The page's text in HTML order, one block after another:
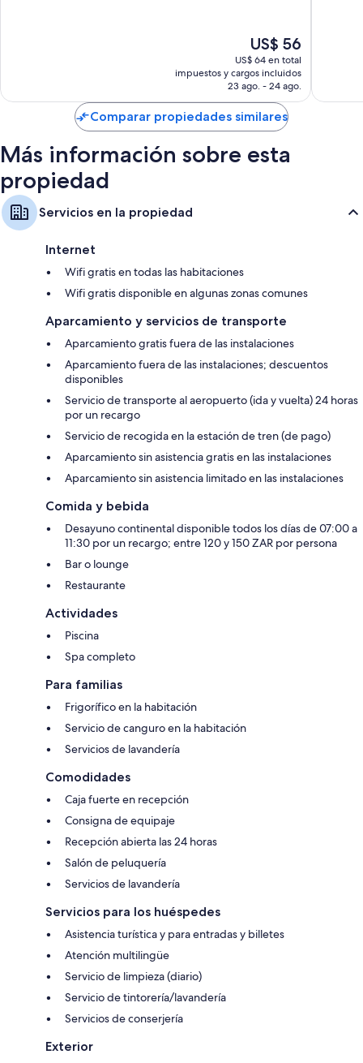
Refrigeradores, servicio de cuidado de niños y cafeteras/teteras
El
precio
actual
es
de
US$ 56
US$ 56
US$ 64 en total
impuestos y cargos incluidos
23 ago. - 24 ago.
Comparar propiedades similares
Más información sobre esta
propiedad
Servicios en la propiedad
Internet
Wifi gratis en todas las habitaciones
Wifi gratis disponible en algunas zonas comunes
Aparcamiento y servicios de transporte
Aparcamiento gratis fuera de las instalaciones
Aparcamiento fuera de las instalaciones; descuentos
disponibles
Servicio de transporte al aeropuerto (ida y vuelta) 24 horas
por un recargo
Servicio de recogida en la estación de tren (de pago)
Aparcamiento sin asistencia gratis en las instalaciones
Aparcamiento sin asistencia limitado en las instalaciones
Comida y bebida
Desayuno continental disponible todos los días de 07:00 a
11:30 por un recargo; entre 120 y 150 ZAR por persona
Bar o lounge
Restaurante
Actividades
Piscina
Spa completo
Para familias
Frigorífico en la habitación
Servicio de canguro en la habitación
Servicios de lavandería
Comodidades
Caja fuerte en recepción
Consigna de equipaje
Recepción abierta las 24 horas
Salón de peluquería
Servicios de lavandería
Servicios para los huéspedes
Asistencia turística y para entradas y billetes
Atención multilingüe
Servicio de limpieza (diario)
Servicio de tintorería/lavandería
Servicios de conserjería
Exterior